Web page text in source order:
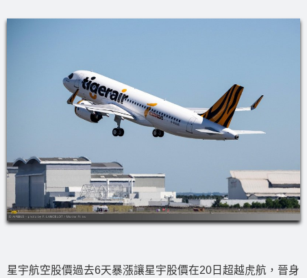
星宇航空股價過去6天暴漲讓星宇股價在20日超越虎航，晉身